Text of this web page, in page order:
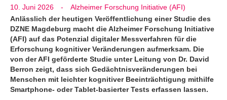
10. Juni 2026 -
Alzheimer Forschung Initiative (AFI)
Anlässlich der heutigen Veröffentlichung einer Studie des
DZNE Magdeburg macht die Alzheimer Forschung Initiative
(AFI) auf das Potenzial digitaler Messverfahren für die
Erforschung kognitiver Veränderungen aufmerksam. Die
von der AFI geförderte Studie unter Leitung von Dr. David
Berron zeigt, dass sich Gedächtnisveränderungen bei
Menschen mit leichter kognitiver Beeinträchtigung mithilfe
Smartphone- oder Tablet-basierter Tests erfassen lassen.